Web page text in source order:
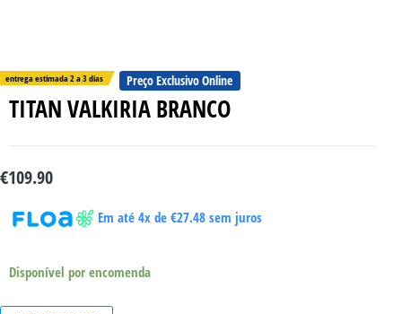
entrega estimada 2 a 3 dias Preço Exclusivo Online
TITAN VALKIRIA BRANCO
€109.90
Em até 4x de €27.48sem juros
Disponível por encomenda